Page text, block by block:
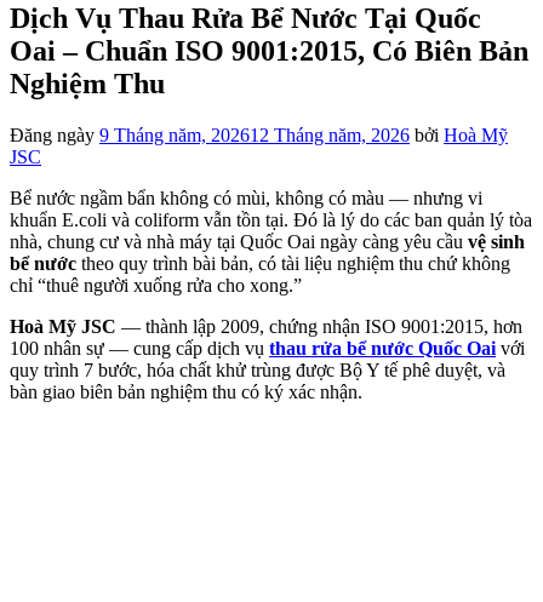
Dịch Vụ Thau Rửa Bể Nước Tại Quốc
Oai – Chuẩn ISO 9001:2015, Có Biên Bản
Nghiệm Thu
Đăng ngày 9 Tháng năm, 202612 Tháng năm, 2026 bởi Hoà Mỹ
JSC
Bể nước ngầm bẩn không có mùi, không có màu — nhưng vi
khuẩn E.coli và coliform vẫn tồn tại. Đó là lý do các ban quản lý tòa
nhà, chung cư và nhà máy tại Quốc Oai ngày càng yêu cầu vệ sinh
bể nước theo quy trình bài bản, có tài liệu nghiệm thu chứ không
chỉ “thuê người xuống rửa cho xong.”
Hoà Mỹ JSC — thành lập 2009, chứng nhận ISO 9001:2015, hơn
100 nhân sự — cung cấp dịch vụ thau rửa bể nước Quốc Oai với
quy trình 7 bước, hóa chất khử trùng được Bộ Y tế phê duyệt, và
bàn giao biên bản nghiệm thu có ký xác nhận.